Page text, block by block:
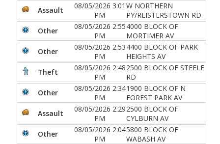
Assault
08/05/2026 3:01
PM
W NORTHERN
PY/REISTERSTOWN RD
Other
08/05/2026 2:55
PM
4000 BLOCK OF
MORTIMER AV
Other
08/05/2026 2:53
PM
4400 BLOCK OF PARK
HEIGHTS AV
Theft
08/05/2026 2:48
PM
2500 BLOCK OF STEELE
RD
Other
08/05/2026 2:34
PM
1900 BLOCK OF N
FOREST PARK AV
Assault
08/05/2026 2:29
PM
2500 BLOCK OF
CYLBURN AV
Other
08/05/2026 2:04
PM
5800 BLOCK OF
WABASH AV